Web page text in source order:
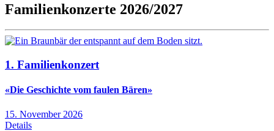
Familienkonzerte 2026/2027
1. Familienkonzert
«Die Geschichte vom faulen Bären»
15. November 2026
Details